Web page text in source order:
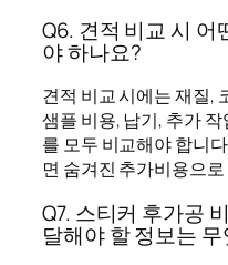
Q6. 견적 비교 시 어
야 하나요?
견적 비교 시에는 재질,
샘플 비용, 납기, 추가
를 모두 비교해야 합니
면 숨겨진 추가비용으
Q7. 스티커 후가공
달해야 할 정보는